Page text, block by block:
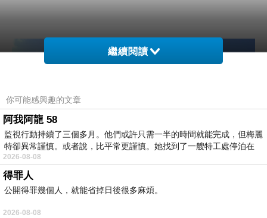
繼續閱讀
你可能感興趣的文章
阿我阿龍 58
監視行動持續了三個多月。他們或許只需一半的時間就能完成，但梅麗
特卻異常謹慎。或者說，比平常更謹慎。她找到了一艘特工處停泊在
2026-08-08
得罪人
公開得罪幾個人，就能省掉日後很多麻煩。
2026-08-08